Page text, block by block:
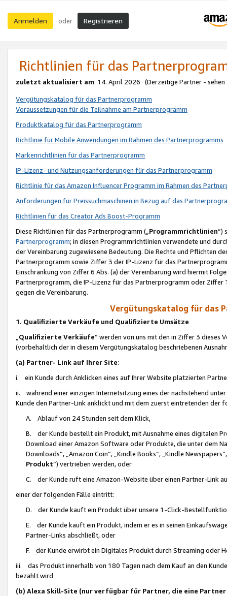
Anmelden oder Registrieren
Richtlinien für das
zuletzt aktualisiert am: 14. April 2026 (Derzeitige Partner - sehen
Vergütungskatalog für das Partnerprogramm
Voraussetzungen für die Teilnahme am Partnerprogramm
Produktkatalog für das Partnerprogramm
Richtlinie für Mobile Anwendungen im Rahmen des Partnerprogramms
Markenrichtlinien für das Partnerprogramm
IP-Lizenz- und Nutzungsanforderungen für das Partnerprogramm
Richtlinie für das Amazon Influencer Programm im Rahmen des
Anforderungen für Preissuchmaschinen in Bezug auf das
Richtlinien für das Creator Ads Boost-Programm
Diese Richtlinien für das Partnerprogramm („Programmrichtlinien“)
Partnerprogramm; in diesen Programmrichtlinien verwendete und
der Vereinbarung zugewiesene Bedeutung. Die Rechte und Pflichten
Partnerprogramm sowie Ziffer 3 der IP-Lizenz für das
Einschränkung von Ziffer 6 Abs. (a) der Vereinbarung wird hiermit
Partnerprogramm, die IP-Lizenz für das Partnerprogramm oder
gegen die Vereinbarung.
Vergütungskatalog für das
1. Qualifizierte Verkäufe und Qualifizierte Umsätze
Qualifizierte Verkäufe“ werden von uns mit den in Ziffer 3
(vorbehaltlich der in diesem Vergütungskatalog beschriebenen
(a) Partner- Link auf Ihrer Site:
i. ein Kunde durch Anklicken eines auf Ihrer Website platzierten
ii. während einer einzigen Internetsitzung eines der nachstehend
Kunde den Partner-Link anklickt und mit dem zuerst eintretenden der
A. Ablauf von 24 Stunden seit dem Klick,
B. der Kunde bestellt ein Produkt, mit Ausnahme eines digitalen
Download einer Amazon Software oder Produkte, die unter dem
Downloads“, „Amazon Coin“, „Kindle Books“, „Kindle
Produkt“) vertrieben werden, oder
C. der Kunde ruft eine Amazon-Website über einen Partner-Link
einer der folgenden Fälle eintritt:
D. der Kunde kauft ein Produkt über unsere 1-Click-
E. der Kunde kauft ein Produkt, indem er es in seinen
Partner-Links abschließt, oder
F. der Kunde erwirbt ein Digitales Produkt durch Streaming oder
iii. das Produkt innerhalb von 180 Tagen nach dem Kauf an den
bezahlt wird
(b) Alexa Skill-Site (nur verfügbar für Partner, die eine